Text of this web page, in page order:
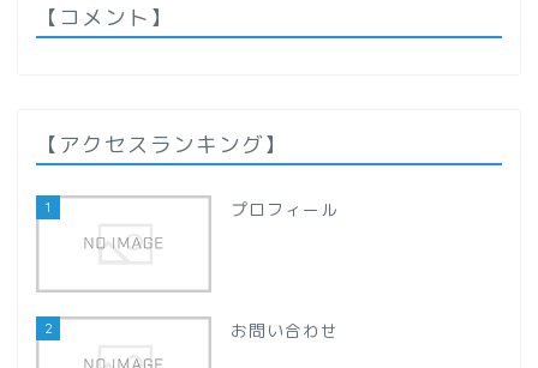
【コメント】
【アクセスランキング】
1 プロフィール
2 お問い合わせ